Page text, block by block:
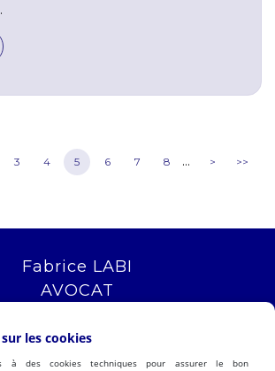
3 4 5 6 7 8 ... > >>
Fabrice LABI
AVOCAT
13006 MARSEILLE
les cookies
à des cookies techniques pour assurer le bon